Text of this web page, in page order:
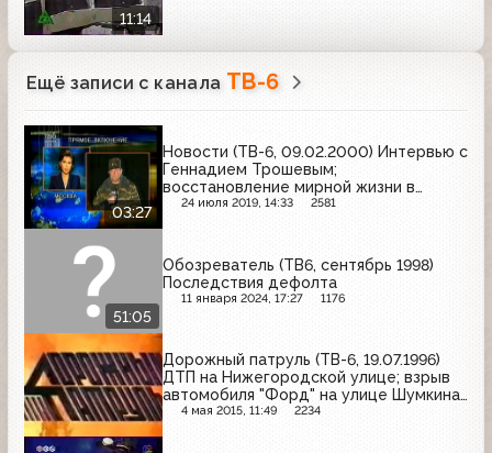
11:14
Ещё записи с канала ТВ-6
03:27
Новости (ТВ-6, 09.02.2000) Интервью с
Геннадием Трошевым;
восстановление мирной жизни в
Грозном
24 июля 2019, 14:33 2581
51:05
Обозреватель (ТВ6, сентябрь 1998)
Последствия дефолта
11 января 2024, 17:27 1176
Дорожный патруль (ТВ-6, 19.07.1996)
ДТП на Нижегородской улице; взрыв
автомобиля "Форд" на улице Шумкина;
поджог автомобилей на улице
4 мая 2015, 11:49 2234